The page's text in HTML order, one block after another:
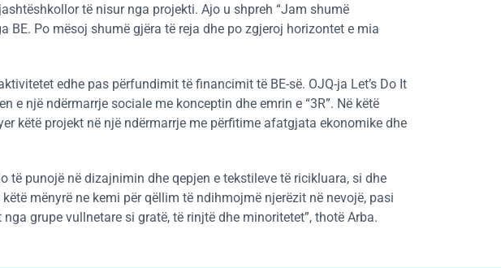
të nisur nga projekti. Ajo u shpreh “Jam shumë
BE. Po mësoj shumë gjëra të reja dhe po zgjeroj horizontet e mia
edhe pas përfundimit të financimit të BE-së. OJQ-ja Let’s Do It
e një ndërmarrje sociale me konceptin dhe emrin e “3R”. Në këtë
këtë projekt në një ndërmarrje me përfitime afatgjata ekonomike dhe
të punojë në dizajnimin dhe qepjen e tekstileve të ricikluara, si dhe
mënyrë ne kemi për qëllim të ndihmojmë njerëzit në nevojë, pasi
grupe vullnetare si gratë, të rinjtë dhe minoritetet”, thotë Arba.